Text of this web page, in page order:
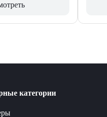
категории